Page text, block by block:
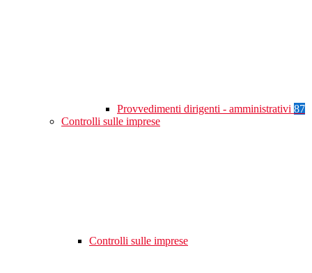
Provvedimenti dirigenti - amministrativi 87
Controlli sulle imprese
Controlli sulle imprese